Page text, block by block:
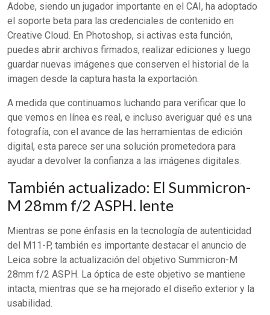
Adobe, siendo un jugador importante en el CAI, ha adoptado
el soporte beta para las credenciales de contenido en
Creative Cloud. En Photoshop, si activas esta función,
puedes abrir archivos firmados, realizar ediciones y luego
guardar nuevas imágenes que conserven el historial de la
imagen desde la captura hasta la exportación.
A medida que continuamos luchando para verificar que lo
que vemos en línea es real, e incluso averiguar qué es una
fotografía, con el avance de las herramientas de edición
digital, esta parece ser una solución prometedora para
ayudar a devolver la confianza a las imágenes digitales.
También actualizado: El Summicron-
M 28mm f/2 ASPH. lente
Mientras se pone énfasis en la tecnología de autenticidad
del M11-P, también es importante destacar el anuncio de
Leica sobre la actualización del objetivo Summicron-M
28mm f/2 ASPH. La óptica de este objetivo se mantiene
intacta, mientras que se ha mejorado el diseño exterior y la
usabilidad.